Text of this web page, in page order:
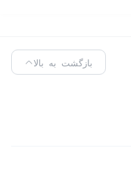
بازگشت به بالا